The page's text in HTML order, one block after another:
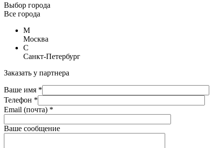
Выбор города
Все города
М
Москва
С
Санкт-Петербург
Заказать у партнера
Ваше имя *
Телефон *
Email (почта) *
Ваше сообщение